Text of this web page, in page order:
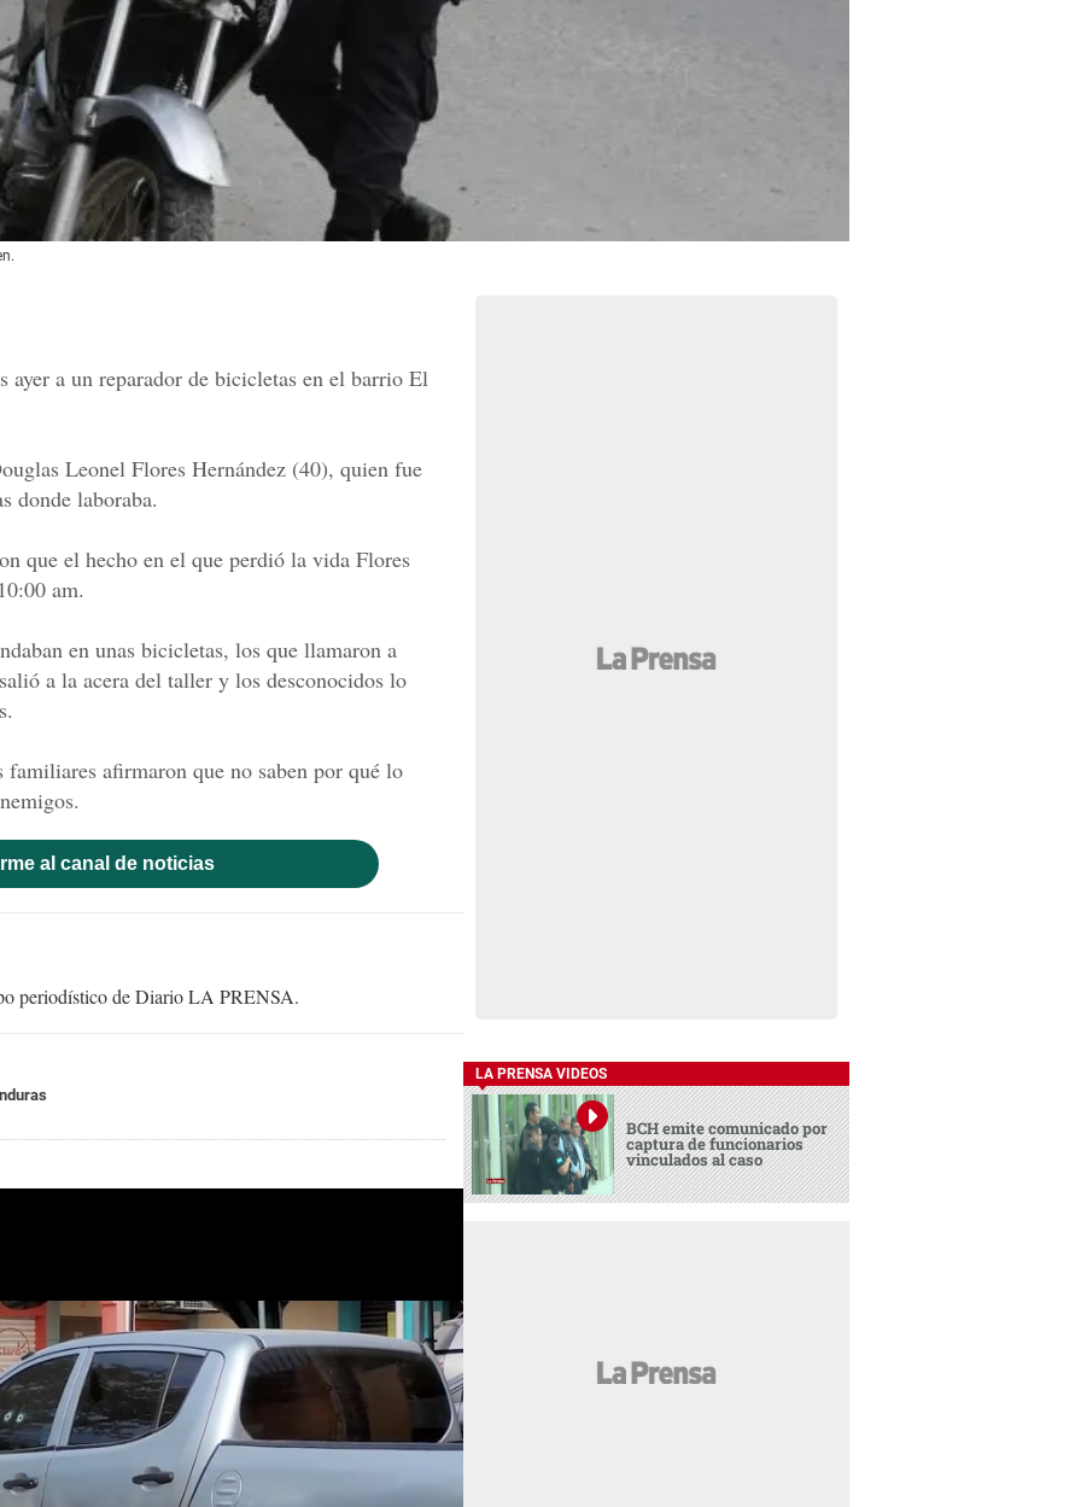
ayer a un reparador de bicicletas en el barrio El
Leonel Flores Hernández (40), quien fue
donde laboraba.
que el hecho en el que perdió la vida Flores
am.
en unas bicicletas, los que llamaron a
a la acera del taller y los desconocidos lo
afirmaron que no saben por qué lo
al canal de noticias
periodístico de Diario LA PRENSA.
LA PRENSA VIDEOS
BCH emite comunicado por
captura de funcionarios
vinculados al caso